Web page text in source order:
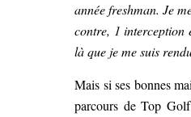
année freshman. Je
contre, 1 interception
là que je me suis
Mais si ses bonnes
parcours de Top